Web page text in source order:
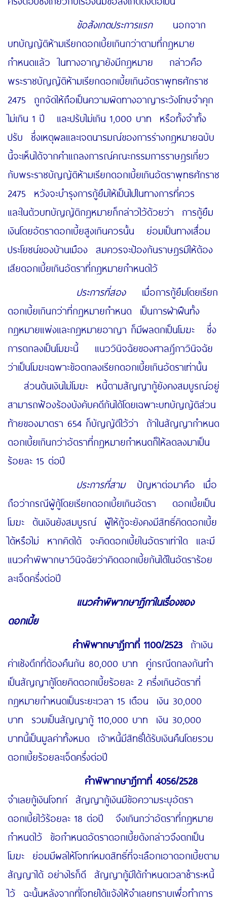
ข้อสังเกตประการแรกนอกจาก
บทบัญญัติห้ามเรียกดอกเบี้ยเกินกว่าตามที่กฎหมาย
กำหนดแล้ว ในทางอาญายังมีกฎหมาย กล่าวคือ
พระราชบัญญัติห้ามเรียกดอกเบี้ยเกินอัตราพุทธศักราช
2475 ถูกจัดให้ถือเป็นความผิดทางอาญาระวังโทษจำคุก
ไม่เกิน 1 ปี และปรับไม่เกิน 1,000 บาท หรือทั้งจำทั้ง
ปรับ ซึ่งเหตุผลและเจตนารมณ์ของการร่างกฎหมายฉบับ
นี้จะเห็นได้จากคำแถลงการณ์คณะกรรมการราษฎรเกี่ยว
กับพระราชบัญญัติห้ามเรียกดอกเบี้ยเกินอัตราพุทธศักราช
2475 หวังจะบำรุงการกู้ยืมให้เป็นไปในทางการที่ควร
และในตัวบทบัญญัติกฎหมายก็กล่าวไว้ด้วยว่า การกู้ยืม
เงินโดยอัตราดอกเบี้ยสูงเกินควรนั้น ย่อมเป็นทางเสื่อม
ประโยชน์ของบ้านเมือง สมควรจะป้องกันราษฎรมิให้ต้อง
เสียดอกเบี้ยเกินอัตราที่กฎหมายกำหนดไว้
ประการที่สองเมื่อการกู้ยืมโดยเรียก
ดอกเบี้ยเกินกว่าที่กฎหมายกำหนด เป็นการฝ่าฝืนทั้ง
กฎหมายแพ่งและกฎหมายอาญา ก็มีผลตกเป็นโมฆะ ซึ่ง
การตกลงเป็นโมฆะนี้ แนววินิจฉัยของศาลฎีกาวินิจฉัย
ว่าเป็นโมฆะเฉพาะข้อตกลงเรียกดอกเบี้ยเกินอัตราเท่านั้น
ส่วนต้นเงินไม่โมฆะ หนี้ตามสัญญากู้ยังคงสมบูรณ์อยู่
สามารถฟ้องร้องบังคับคดีกันได้โดยเฉพาะบทบัญญัติส่วน
ท้ายของมาตรา 654 ก็บัญญัติไว้ว่า ถ้าในสัญญากำหนด
ดอกเบี้ยเกินกว่าอัตราที่กฎหมายกำหนดก็ให้ลดลงมาเป็น
ร้อยละ 15 ต่อปี
ประการที่สามปัญหาต่อมาคือ เมื่อ
ถือว่ากรณีผู้กู้โดยเรียกดอกเบี้ยเกินอัตรา ดอกเบี้ยเป็น
โมฆะ ต้นเงินยังสมบูรณ์ ผู้ให้กู้จะยังคงมีสิทธิ์คิดดอกเบี้ย
ได้หรือไม่ หากคิดได้ จะคิดดอกเบี้ยในอัตราเท่าใด และมี
แนวคำพิพากษาวินิจฉัยว่าคิดดอกเบี้ยกันได้ในอัตราร้อย
ละเจ็ดครึ่งต่อปี
แนวคำพิพากษาฎีกาในเรื่องของ
ดอกเบี้ย
คำพิพากษาฎีกาที่ 1100/2523 ถ้าเงิน
ค่าเซ้งตึกที่ต้องคืนกัน 80,000 บาท คู่กรณีตกลงกันทำ
เป็นสัญญากู้โดยคิดดอกเบี้ยร้อยละ 2 ครึ่งเกินอัตราที่
กฎหมายกำหนดเป็นระยะเวลา 15 เดือน เงิน 30,000
บาท รวมเป็นสัญญากู้ 110,000 บาท เงิน 30,000
บาทนี้เป็นมูลค่าทั้งหมด เจ้าหนี้มีสิทธิ์ได้รับเงินคืนโดยรวม
ดอกเบี้ยร้อยละเจ็ดครึ่งต่อปี
คำพิพากษาฎีกาที่ 4056/2528
จำเลยกู้เงินโจทก์ สัญญากู้เงินมีข้อความระบุอัตรา
ดอกเบี้ยไว้ร้อยละ 18 ต่อปี จึงเกินกว่าอัตราที่กฎหมาย
กำหนดไว้ ข้อกำหนดอัตราดอกเบี้ยดังกล่าวจึงตกเป็น
โมฆะ ย่อมมีผลให้โจทก์หมดสิทธิ์ที่จะเลือกเอาดอกเบี้ยตาม
สัญญาได้ อย่างไรก็ดี สัญญากู้มิได้กำหนดเวลาชำระหนี้
ไว้ ฉะนั้นหลังจากที่โจทย์ได้แจ้งให้จำเลยทราบเพื่อทำการ